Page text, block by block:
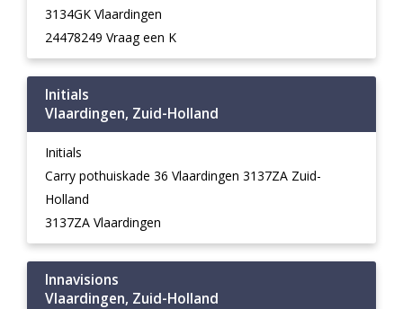
3134GK Vlaardingen
24478249 Vraag een K
Initials
Vlaardingen, Zuid-Holland
Initials
Carry pothuiskade 36 Vlaardingen 3137ZA Zuid-
Holland
3137ZA Vlaardingen
Innavisions
Vlaardingen, Zuid-Holland